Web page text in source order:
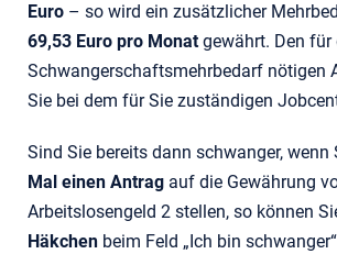
Euro – so wird ein zusätzlicher
69,53 Euro pro Monatgewährt. Den für
Schwangerschaftsmehrbedarf nötigen
Sie bei dem für Sie zuständigen
Sind Sie bereits dann schwanger, wenn
Mal einen Antrag auf die Gewährung
Arbeitslosengeld 2 stellen, so können
Häkchen beim Feld „Ich bin